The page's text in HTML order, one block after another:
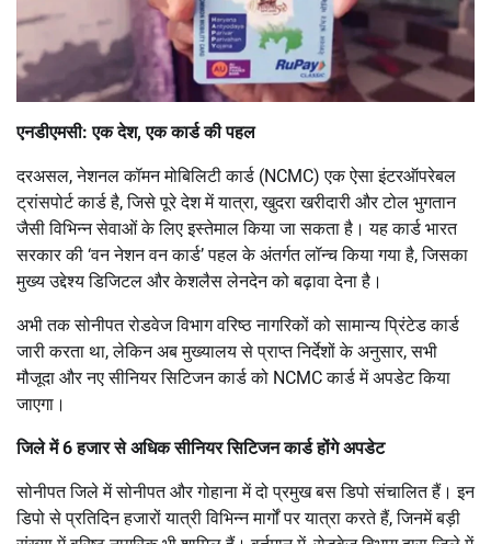
एनडीएमसी: एक देश, एक कार्ड की पहल
दरअसल, नेशनल कॉमन मोबिलिटी कार्ड (NCMC) एक ऐसा इंटरऑपरेबल
ट्रांसपोर्ट कार्ड है, जिसे पूरे देश में यात्रा, खुदरा खरीदारी और टोल भुगतान
जैसी विभिन्न सेवाओं के लिए इस्तेमाल किया जा सकता है। यह कार्ड भारत
सरकार की ‘वन नेशन वन कार्ड’ पहल के अंतर्गत लॉन्च किया गया है, जिसका
मुख्य उद्देश्य डिजिटल और केशलैस लेनदेन को बढ़ावा देना है।
अभी तक सोनीपत रोडवेज विभाग वरिष्ठ नागरिकों को सामान्य प्रिंटेड कार्ड
जारी करता था, लेकिन अब मुख्यालय से प्राप्त निर्देशों के अनुसार, सभी
मौजूदा और नए सीनियर सिटिजन कार्ड को NCMC कार्ड में अपडेट किया
जाएगा।
जिले में 6 हजार से अधिक सीनियर सिटिजन कार्ड होंगे अपडेट
सोनीपत जिले में सोनीपत और गोहाना में दो प्रमुख बस डिपो संचालित हैं। इन
डिपो से प्रतिदिन हजारों यात्री विभिन्न मार्गों पर यात्रा करते हैं, जिनमें बड़ी